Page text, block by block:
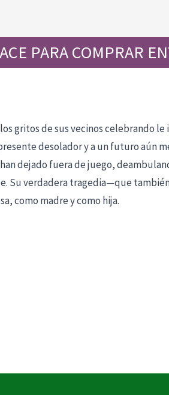
PARA COMPRAR
gritos de sus vecinos celebrando
desolador y a un futuro aún
dejado fuera de juego,
Su verdadera tragedia—que
como madre y como hija.